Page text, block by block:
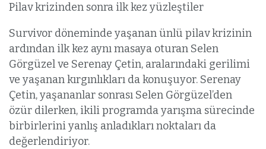
Pilav krizinden sonra ilk kez yüzleştiler
Survivor döneminde yaşanan ünlü pilav krizinin
ardından ilk kez aynı masaya oturan Selen
Görgüzel ve Serenay Çetin, aralarındaki gerilimi
ve yaşanan kırgınlıkları da konuşuyor. Serenay
Çetin, yaşananlar sonrası Selen Görgüzel’den
özür dilerken, ikili programda yarışma sürecinde
birbirlerini yanlış anladıkları noktaları da
değerlendiriyor.